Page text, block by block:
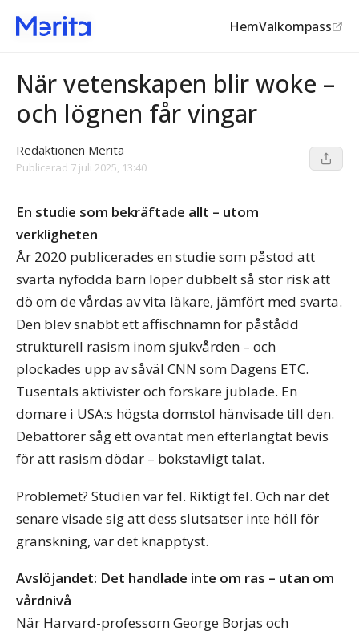
HemValkompass
Wokeismen
När vetenskapen blir woke –
och lögnen får vingar
Redaktionen Merita
Publicerad 7 juli 2025, 13:40
En studie som bekräftade allt – utom
verkligheten
År 2020 publicerades en studie som påstod att
svarta nyfödda barn löper dubbelt så stor risk att
dö om de vårdas av vita läkare, jämfört med svarta.
Den blev snabbt ett affischnamn för påstådd
strukturell rasism inom sjukvården – och
plockades upp av såväl CNN som Dagens ETC.
Tusentals aktivister och forskare jublade. En
domare i USA:s högsta domstol hänvisade till den.
Debattörer såg ett oväntat men efterlängtat bevis
för att rasism dödar – bokstavligt talat.
Problemet? Studien var fel. Riktigt fel. Och när det
senare visade sig att dess slutsatser inte höll för
granskning, var det knäpptyst.
Avslöjandet: Det handlade inte om ras – utan om
vårdnivå
När Harvard-professorn George Borjas och